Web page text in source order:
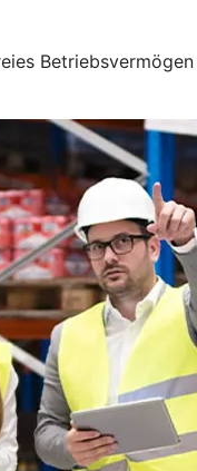
Betriebsvermögen